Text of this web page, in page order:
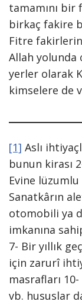
tamamını
birkaç fakire
Fitre
Allah yolunda
yerler olarak
kimselere de
[1] Aslı
bunun kirası
Evine lüzumlu
Sanatkârın
otomobili ya
imkanına
7- Bir yıllık
için zarurî
masrafları
vb. hususlar